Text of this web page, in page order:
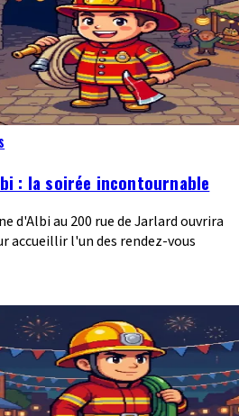
: la soirée incontournable
d'Albi au 200 rue de Jarlard ouvrira
accueillir l'un des rendez-vous